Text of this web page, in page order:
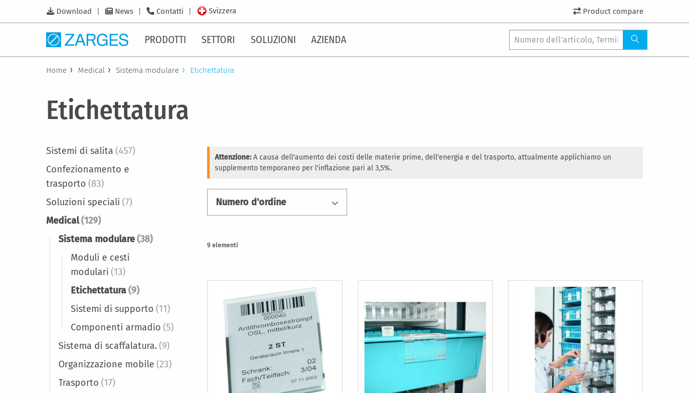
Download News Contatti Svizzera Product compare
PRODOTTI SETTORI SOLUZIONI AZIENDA
Home Medical Sistema modulare Etichettatura
Etichettatura
Attenzione:A causa dell'aumento dei costi delle materie prime, dell'energia e del trasporto, attualmente applichiamo un
supplemento temporaneo per l'inflazione pari al 3,5%.
Numero d'ordine
9 elementi
Sistemi di salita (457)
Confezionamento e
trasporto (83)
Soluzioni speciali (7)
Medical(129)
Sistema modulare(38)
Moduli e cesti
modulari (13)
Etichettatura(9)
Sistemi di supporto (11)
Componenti armadio (5)
Sistema di scaffalatura.(9)
Organizzazione mobile (23)
Trasporto (17)